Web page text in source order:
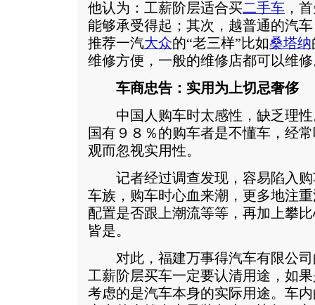
他认为：工薪阶层适合买二手车 ，
能够承受得起；其次，越普通的汽
推荐一汽大众的“老三样”比如桑塔纳
维修方便，一般的维修店都可以维
车商忠告：实用为上切忌奢侈
中国人购车时太感性，缺乏理性
国有９８％的购车者是不懂车，经
观而忽视实用性。
记者经过调查发现，容易陷入购
车族，购车时心血来潮，更多地注
配置是否跟上潮流等等，再加上攀
皆是。
对此，福建万事得汽车有限公司
工薪阶层买车一定要认清用途，如
考虑的是汽车本身的实际用途。车